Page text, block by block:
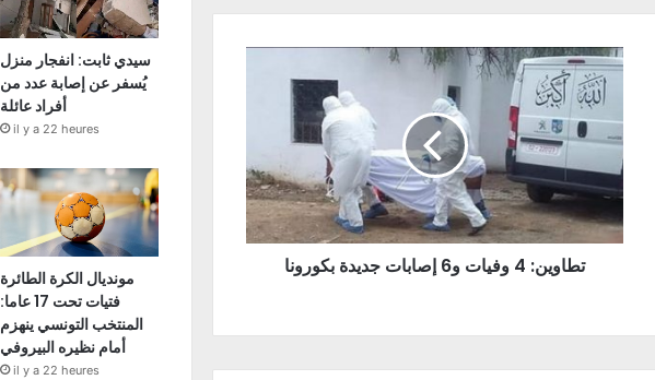
تطاوين: 4 وفيات و6 إصابات جديدة بكورونا
سيدي ثابت: انفجار منزل
يُسفر عن إصابة عدد من
أفراد عائلة
il y a 22 heures
مونديال الكرة الطائرة
فتيات تحت 17 عاما:
المنتخب التونسي ينهزم
أمام نظيره البيروفي
il y a 22 heures